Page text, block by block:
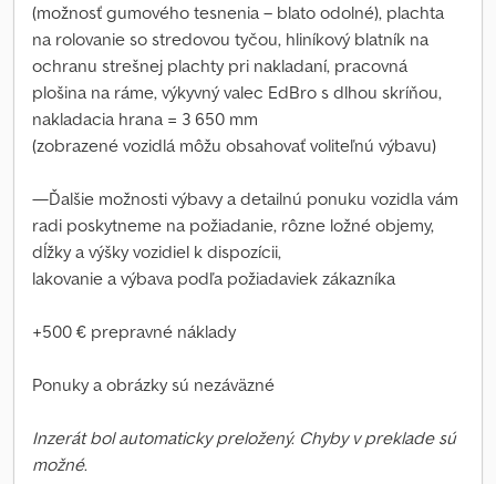
(možnosť gumového tesnenia – blato odolné), plachta
na rolovanie so stredovou tyčou, hliníkový blatník na
ochranu strešnej plachty pri nakladaní, pracovná
plošina na ráme, výkyvný valec EdBro s dlhou skríňou,
nakladacia hrana = 3 650 mm
(zobrazené vozidlá môžu obsahovať voliteľnú výbavu)
—Ďalšie možnosti výbavy a detailnú ponuku vozidla vám
radi poskytneme na požiadanie, rôzne ložné objemy,
dĺžky a výšky vozidiel k dispozícii,
lakovanie a výbava podľa požiadaviek zákazníka
+500 € prepravné náklady
Ponuky a obrázky sú nezáväzné
Inzerát bol automaticky preložený. Chyby v preklade sú
možné.